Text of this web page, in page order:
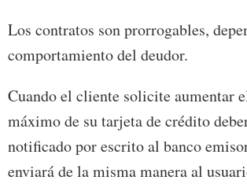
Los contratos son prorrogables,
comportamiento del deudor.
Cuando el cliente solicite aumentar
máximo de su tarjeta de crédito
notificado por escrito al banco
enviará de la misma manera al